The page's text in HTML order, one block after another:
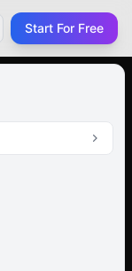
Start For Free